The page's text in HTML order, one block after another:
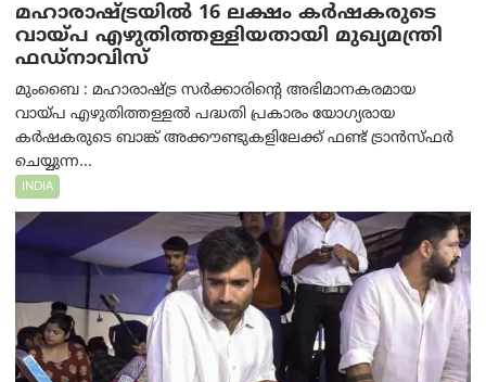
മഹാരാഷ്ട്രയിൽ 16 ലക്ഷം കർഷകരുടെ
വായ്പ എഴുതിത്തള്ളിയതായി മുഖ്യമന്ത്രി
ഫഡ്‌നാവിസ്
മുംബൈ : മഹാരാഷ്ട്ര സർക്കാരിന്റെ അഭിമാനകരമായ
വായ്പ എഴുതിത്തള്ളൽ പദ്ധതി പ്രകാരം യോഗ്യരായ
കർഷകരുടെ ബാങ്ക് അക്കൗണ്ടുകളിലേക്ക് ഫണ്ട് ട്രാൻസ്ഫർ
ചെയ്യുന്ന...
INDIA